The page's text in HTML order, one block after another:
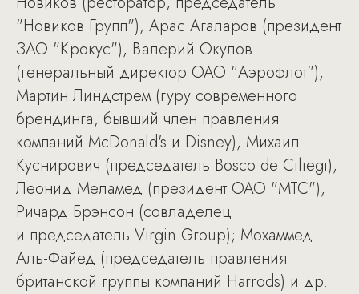
"Новиков Групп"), Арас Агаларов (президент
ЗАО "Крокус"), Валерий Окулов
(генеральный директор ОАО "Аэрофлот"),
Мартин Линдстрем (гуру современного
брендинга, бывший член правления
компаний McDonald's и Disney), Михаил
Куснирович (председатель Bosco de Ciliegi),
Леонид Меламед (президент ОАО "МТС"),
Ричард Брэнсон (совладелец
и председатель Virgin Group); Мохаммед
Аль-Файед (председатель правления
британской группы компаний Harrods) и др.